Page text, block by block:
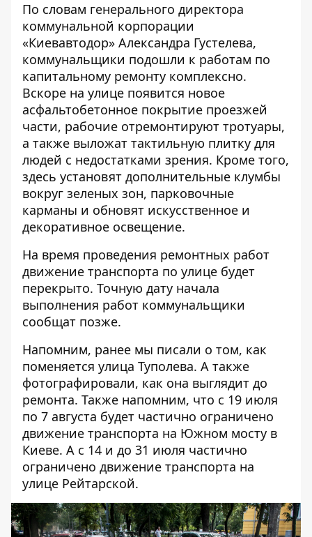
По словам генерального директора
коммунальной корпорации
«Киевавтодор» Александра Густелева,
коммунальщики подошли к работам по
капитальному ремонту комплексно.
Вскоре на улице появится новое
асфальтобетонное покрытие проезжей
части, рабочие отремонтируют тротуары,
а также выложат тактильную плитку для
людей с недостатками зрения. Кроме того,
здесь установят дополнительные клумбы
вокруг зеленых зон, парковочные
карманы и обновят искусственное и
декоративное освещение.
На время проведения ремонтных работ
движение транспорта по улице будет
перекрыто. Точную дату начала
выполнения работ коммунальщики
сообщат позже.
Напомним, ранее мы писали о том, как
поменяется улица Туполева. А также
фотографировали, как она выглядит до
ремонта. Также напомним, что с 19 июля
по 7 августа будет частично ограничено
движение транспорта на Южном мосту в
Киеве. А с 14 и до 31 июля частично
ограничено движение транспорта на
улице Рейтарской.